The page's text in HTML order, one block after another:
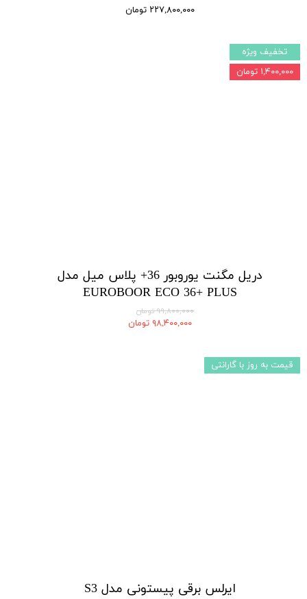
۲۲۷,۸۰۰,۰۰۰ تومان
دریل مگنت یوروبور 36+ پلاس میل مدل
EUROBOOR ECO 36+ PLUS
۹۹,۸۰۰,۰۰۰ تومان
۹۸,۴۰۰,۰۰۰ تومان
تخفیف ویژه
۱,۴۰۰,۰۰۰ تومان
ایرلس برقی پیستونی مدل S3
قیمت به روز با گارانتی